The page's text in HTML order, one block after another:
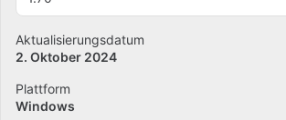
Aktualisierungsdatum
2. Oktober 2024
Plattform
Windows